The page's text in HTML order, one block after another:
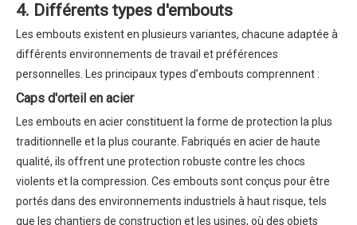
4. Différents types d'embouts
Les embouts existent en plusieurs variantes, chacune adaptée à
différents environnements de travail et préférences
personnelles. Les principaux types d’embouts comprennent :
Caps d'orteil en acier
Les embouts en acier constituent la forme de protection la plus
traditionnelle et la plus courante. Fabriqués en acier de haute
qualité, ils offrent une protection robuste contre les chocs
violents et la compression. Ces embouts sont conçus pour être
portés dans des environnements industriels à haut risque, tels
que les chantiers de construction et les usines, où des objets